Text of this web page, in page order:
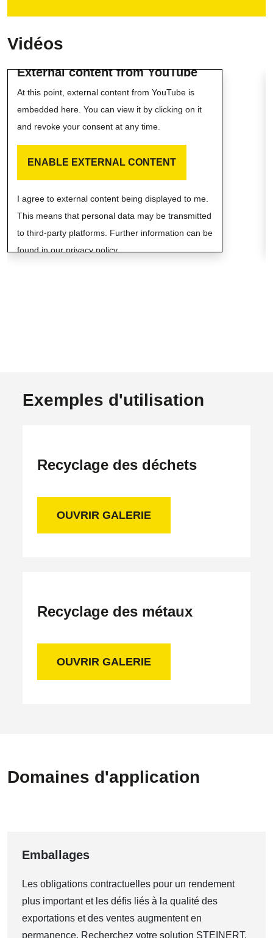
Vidéos
External content from YouTube
At this point, external content from YouTube is
embedded here. You can view it by clicking on it
and revoke your consent at any time.
ENABLE EXTERNAL CONTENT
I agree to external content being displayed to me.
This means that personal data may be transmitted
to third-party platforms. Further information can be
found in our privacy policy.
Exemples d'utilisation
Recyclage des déchets
OUVRIR GALERIE
Recyclage des métaux
OUVRIR GALERIE
Domaines d'application
Emballages
Les obligations contractuelles pour un rendement
plus important et les défis liés à la qualité des
exportations et des ventes augmentent en
permanence. Recherchez votre solution STEINERT.